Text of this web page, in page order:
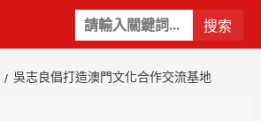
關
鍵
Primary
Menu
吳志良倡打造澳門文化合作交流基地